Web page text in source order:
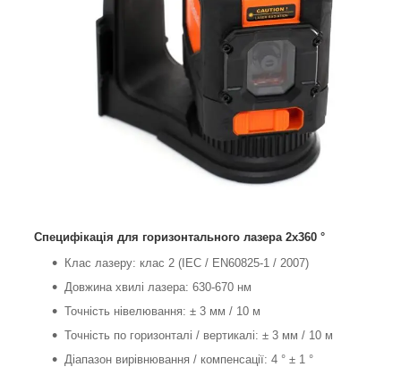
Специфікація для горизонтального лазера 2x360 °
Клас лазеру: клас 2 (IEC / EN60825-1 / 2007)
Довжина хвилі лазера: 630-670 нм
Точність нівелювання: ± 3 мм / 10 м
Точність по горизонталі / вертикалі: ± 3 мм / 10 м
Діапазон вирівнювання / компенсації: 4 ° ± 1 °